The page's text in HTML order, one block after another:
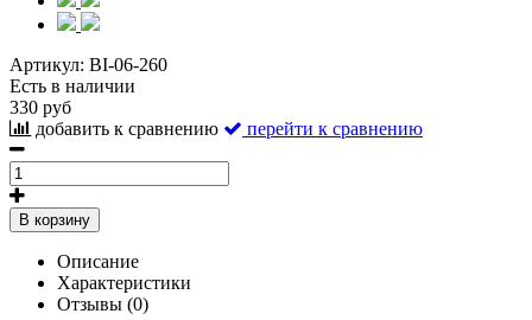
Артикул: BI-06-260
Есть в наличии
330 руб
добавить к сравнению
перейти к сравнению
В корзину
Описание
Характеристики
Отзывы (0)